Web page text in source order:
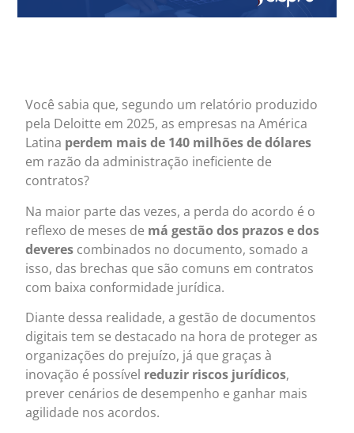
Você sabia que, segundo um relatório produzido
pela Deloitte em 2025, as empresas na América
Latina perdem mais de 140 milhões de dólares
em razão da administração ineficiente de
contratos?
Na maior parte das vezes, a perda do acordo é o
reflexo de meses de má gestão dos prazos e dos
deveres combinados no documento, somado a
isso, das brechas que são comuns em contratos
com baixa conformidade jurídica.
Diante dessa realidade, a gestão de documentos
digitais tem se destacado na hora de proteger as
organizações do prejuízo, já que graças à
inovação é possível reduzir riscos jurídicos,
prever cenários de desempenho e ganhar mais
agilidade nos acordos.